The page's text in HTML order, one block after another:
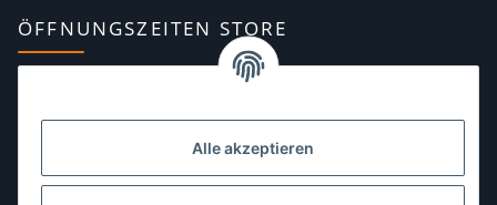
Alle akzeptieren
ÖFFNUNGSZEITEN STORE
10:00–13:00, 14:00–18:00 Uhr
Dienstag:10:00–13:00, 14:00–16:00 Uhr